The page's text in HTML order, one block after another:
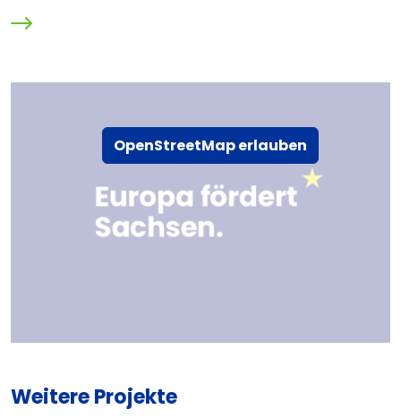
OpenStreetMap erlauben
Weitere Projekte